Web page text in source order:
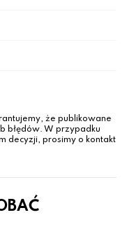
że publikowane
błędów. W przypadku
decyzji, prosimy o kontakt